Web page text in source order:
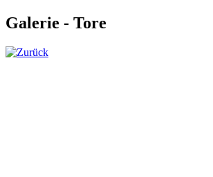
Galerie - Tore